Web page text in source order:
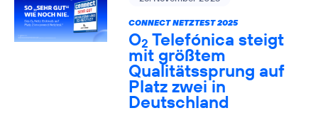
CONNECT NETZTEST 2025
O2 Telefónica steigt
mit größtem
Qualitätssprung auf
Platz zwei in
Deutschland